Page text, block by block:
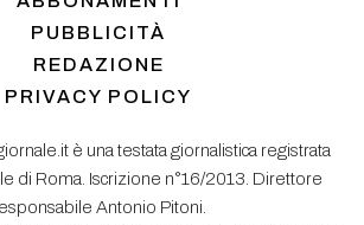
PUBBLICITÀ
REDAZIONE
PRIVACY POLICY
è una testata giornalistica registrata
di Roma. Iscrizione n°16/2013. Direttore
Antonio Pitoni.